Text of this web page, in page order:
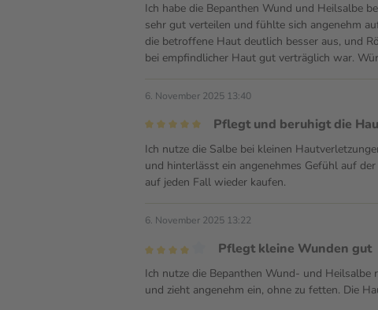
Ich habe die Bepanthen Wund und Heilsalbe
sehr gut verteilen und fühlte sich angenehm
die betroffene Haut deutlich besser aus, und
bei empfindlicher Haut gut verträglich war.
6. November 2025 13:40
Pflegt und beruhigt die
Ich nutze die Salbe bei kleinen
und hinterlässt ein angenehmes Gefühl auf
auf jeden Fall wieder kaufen.
6. November 2025 13:22
Pflegt kleine Wunden gut
Ich nutze die Bepanthen Wund- und
und zieht angenehm ein, ohne zu fetten. Die